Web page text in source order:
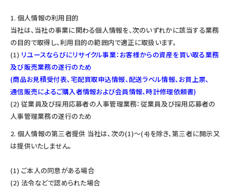
個人情報の利用目的
当社は、当社の事業に関わる個人情報を、次のいずれかに該当する業務
の目的で取得し、利用目的の範囲内で適正に取扱います。
(1) リユースならびにリサイクル事業：お客様からの資産を買い取る業務
及び販売業務の遂行のため
(商品お見積受付表、宅配買取申込情報、配送ラベル情報、お買上票、
通信販売によるご購入者情報および会員情報、時計修理依頼書)
(2) 従業員及び採用応募者の人事管理業務：従業員及び採用応募者の
人事管理業務の遂行のため
個人情報の第三者提供 当社は、次の(1)～(4)を除き、第三者に開示又
は提供いたしません。
(1) ご本人の同意がある場合
(2) 法令などで認められた場合